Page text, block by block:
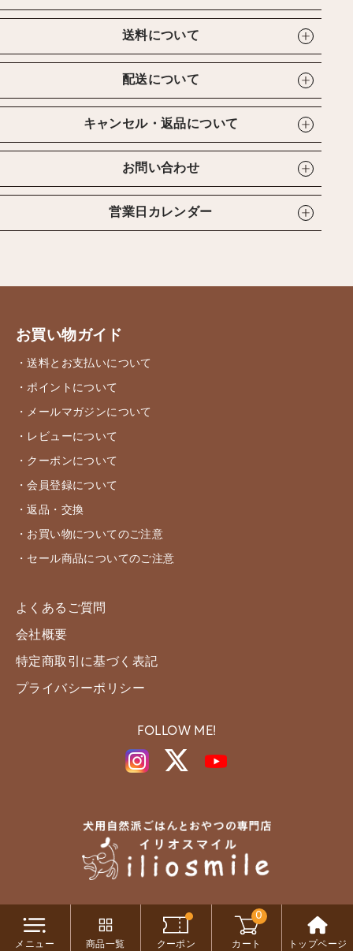
送料について
配送について
キャンセル・返品について
お問い合わせ
営業日カレンダー
お買い物ガイド
・送料とお支払いについて
・ポイントについて
・メールマガジンについて
・レビューについて
・クーポンについて
・会員登録について
・返品・交換
・お買い物についてのご注意
・セール商品についてのご注意
よくあるご質問
会社概要
特定商取引に基づく表記
プライバシーポリシー
FOLLOW ME!
Copyright c iliosmile All Rights Reserved.
メニュー 商品一覧 クーポン
0
カート トップページ